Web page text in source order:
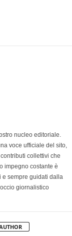
nucleo editoriale.
voce ufficiale del sito,
collettivi che
impegno costante è
e sempre guidati dalla
giornalistico